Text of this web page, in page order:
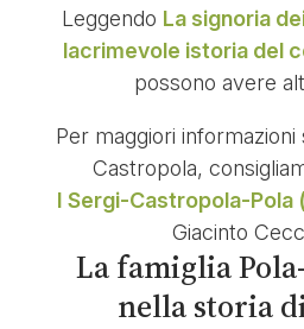
Leggendo La signoria
lacrimevole istoria del
possono avere
Per maggiori informazioni
Castropola,
I Sergi-Castropola-Pola
Giacinto
La famiglia
nella storia